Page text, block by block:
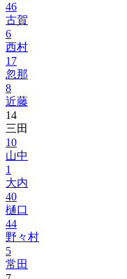
46
古賀
6
西村
17
忽那
8
近藤
14
三田
10
山中
1
大内
40
樋口
44
野々村
5
常田